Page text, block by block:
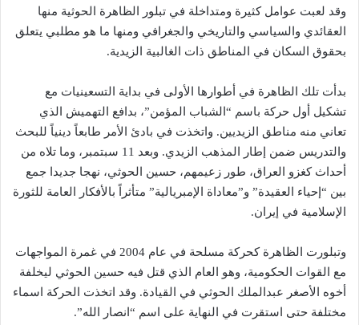
وقد لعبت عوامل كثيرة ومتداخلة في تبلور الظاهرة الحوثية منها
العقائدي والسياسي والتاريخي والجغرافي ومنها ما هو مطلبي يتعلق
بحقوق السكان في المناطق ذات الغالبية الزيدية.
بدأت تلك الظاهرة في أطوارها الأولى في بداية التسعينيات مع
تشكيل أول حركة باسم “الشباب المؤمن”، بدافع التهميش الذي
تعاني منه مناطق الزيديين. واتخذت في بادئ الأمر طابعاً دينياً للبحث
والتدريس ضمن إطار المذهب الزيدي. وبعد 11 سبتمبر، وما تلاه من
أحداث كغزو العراق، طور زعيمهم، حسين الحوثي، نهجا جديدا جمع
بين “إحياء العقيدة” و”معاداة الإمبريالية” متأثراً بالأفكار العامة للثورة
الإسلامية في إيران.
وتبلورت الظاهرة كحركة مسلحة في عام 2004 في غمرة المواجهات
مع القوات الحكومية، وهو العام الذي قتل فيه حسين الحوثي ليخلفة
أخوه الأصغر عبدالملك الحوثي في القيادة. وقد اتخذت الحركة اسماء
مختلفة حتى استقرت في النهاية على اسم “انصار الله”.